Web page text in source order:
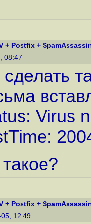
+ Postfix +
08:47
Virus
+ Postfix +
12:49